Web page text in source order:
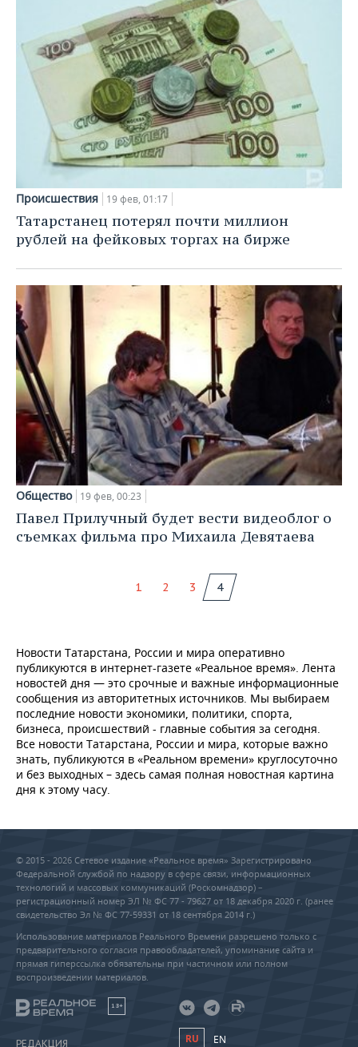
Происшествия 19 фев, 01:17
Татарстанец потерял почти миллион
рублей на фейковых торгах на бирже
Общество 19 фев, 00:23
Павел Прилучный будет вести видеоблог о
съемках фильма про Михаила Девятаева
1 2 3 4
Новости Татарстана, России и мира оперативно
публикуются в интернет-газете «Реальное время». Лента
новостей дня — это срочные и важные информационные
сообщения из авторитетных источников. Мы выбираем
последние новости экономики, политики, спорта,
бизнеса, происшествий - главные события за сегодня.
Все новости Татарстана, России и мира, которые важно
знать, публикуются в «Реальном времени» круглосуточно
и без выходных – здесь самая полная новостная картина
дня к этому часу.
© 2015 - 2026 Сетевое издание «Реальное время» Зарегистрировано
Федеральной службой по надзору в сфере связи, информационных
технологий и массовых коммуникаций (Роскомнадзор) –
регистрационный номер ЭЛ № ФС 77 - 79627 от 18 декабря 2020 г. (ранее
свидетельство Эл № ФС 77-59331 от 18 сентября 2014 г.)
Использование материалов Реального Времени разрешено только с
предварительного согласия правообладателей, упоминание сайта и
прямая гиперссылка обязательны при частичном или полном
воспроизведении материалов.
18+
РЕДАКЦИЯ RU EN